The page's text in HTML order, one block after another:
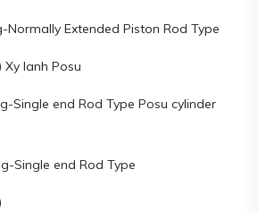
Extended Piston Rod Type
lanh Posu
end Rod Type Posu cylinder
end Rod Type